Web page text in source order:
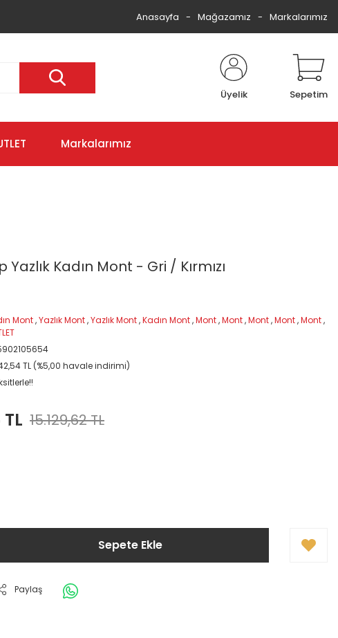
Anasayfa Mağazamız Markalarımız
Üyelik Sepetim
Markalarımız
Kadın Mont - Gri / Kırmızı
Mont,Yazlık Mont,Yazlık Mont,Kadın Mont,Mont,Mont,Mont,Mont,Mont,
TL (%5,00 havale indirimi)
15.129,62 TL
Sepete Ekle
Paylaş